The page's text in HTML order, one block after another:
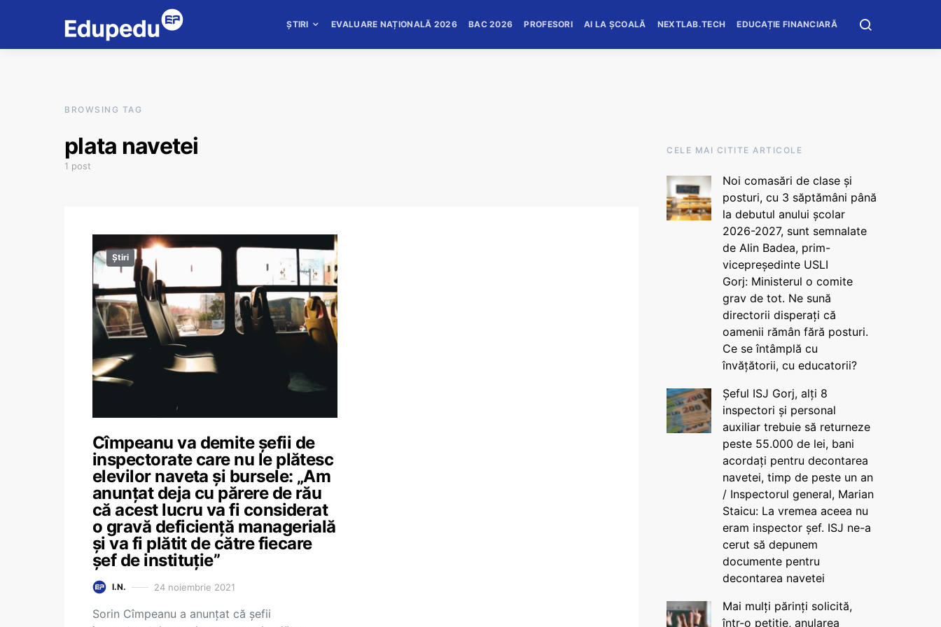
ȘTIRI EVALUARE NAȚIONALĂ 2026 BAC 2026 PROFESORI AI LA ȘCOALĂ NEXTLAB.TECH EDUCAȚIE FINANCIARĂ
BROWSING TAG
plata navetei
1 post
Știri
Cîmpeanu va demite șefii de
inspectorate care nu le plătesc
elevilor naveta și bursele: „Am
anunțat deja cu părere de rău
că acest lucru va fi considerat
o gravă deficiență managerială
și va fi plătit de către fiecare
șef de instituție”
I.N. 24 noiembrie 2021
Sorin Cîmpeanu a anunțat că șefii
CELE MAI CITITE ARTICOLE
Noi comasări de clase și
posturi, cu 3 săptămâni până
la debutul anului școlar
2026-2027, sunt semnalate
de Alin Badea, prim-
vicepreședinte USLI
Gorj: Ministerul o comite
grav de tot. Ne sună
directorii disperați că
oamenii rămân fără posturi.
Ce se întâmplă cu
învățătorii, cu educatorii?
Șeful ISJ Gorj, alți 8
inspectori și personal
auxiliar trebuie să returneze
peste 55.000 de lei, bani
acordați pentru decontarea
navetei, timp de peste un an
/ Inspectorul general, Marian
Staicu: La vremea aceea nu
eram inspector șef. ISJ ne-a
cerut să depunem
documente pentru
decontarea navetei
Mai mulți părinți solicită,
într-o petiție, anularea